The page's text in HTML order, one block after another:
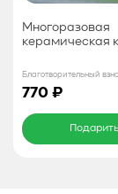
Многоразовая
керамическая
Благотворительный
770 ₽